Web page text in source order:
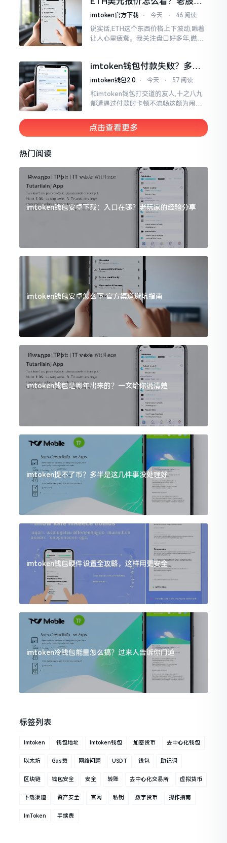
手把手教你盯盘
imtoken官方下载 ⋅ 今天 ⋅ 46 阅读
说实话,ETH这个东西价格上下波动,瞅着
让人心里疲惫。我关注盘口好多年,瞧见
判断。
imtoken钱包付款失败？多半
是这几个原因闹的
imtoken钱包2.0 ⋅ 今天 ⋅ 57 阅读
和imtoken钱包打交道的友人,十之八九
都遭遇过付款时卡顿不流畅这颇为闹心
直接弹出红色字体显示报错,情形令人焦
急得连连跺脚。实际上讲
点击查看更多
热门阅读
imtoken钱包安卓下载：入口在哪？老玩家的经验分享
imtoken钱包安卓怎么下 官方渠道避坑指南
imtoken钱包是哪年出来的？一文给你说清楚
imtoken提不了币？多半是这几件事没处理好
imtoken钱包硬件设置全攻略，这样用更安全
imtoken冷钱包能量怎么搞？过来人告诉你门道
标签列表
Imtoken 钱包地址 Imtoken钱包 加密货币 去中心化钱包
以太坊 Gas费 网络问题 USDT 钱包 助记词
区块链 钱包安全 安全 转账 去中心化交易所 虚拟货币
下载渠道 资产安全 官网 私钥 数字货币 操作指南
ImToken 手续费